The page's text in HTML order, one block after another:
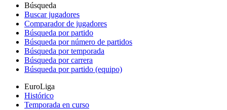
Búsqueda
Buscar jugadores
Comparador de jugadores
Búsqueda por partido
Búsqueda por número de partidos
Búsqueda por temporada
Búsqueda por carrera
Búsqueda por partido (equipo)
EuroLiga
Histórico
Temporada en curso